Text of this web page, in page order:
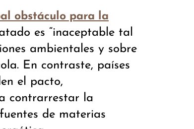
obstáculo para la
es “inaceptable tal
ambientales y sobre
En contraste, países
el pacto,
contrarrestar la
de materias